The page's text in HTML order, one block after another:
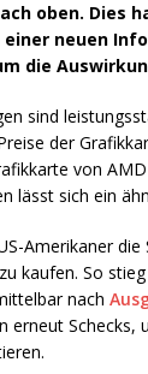
oben. Dies
neuen
die
sind
der
von
lässt sich ein
Amerikaner
kaufen. So
nach
erneut Schecks,